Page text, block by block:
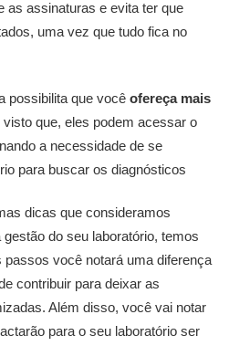
as assinaturas e evita ter que
uma vez que tudo fica no
possibilita que você ofereça mais
visto que, eles podem acessar o
a necessidade de se
para buscar os diagnósticos
dicas que consideramos
do seu laboratório, temos
você notará uma diferença
contribuir para deixar as
Além disso, você vai notar
para o seu laboratório ser